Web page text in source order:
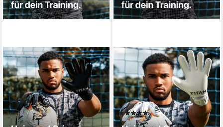
T1TAN
Torwarthandschuhe
Torwarthandschuhe
Erwachsene Classic Black-Out
(1)
72,99 €
lieferbar - in 2-3 Werktagen bei dir
T1TAN
Torwarthandschuhe
Torwarthandschuhe
Erwachsene Classic White-
Out
(1)
72,99 €